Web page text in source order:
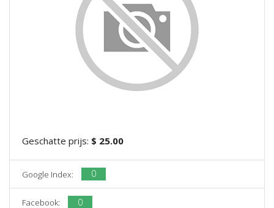
Geschatte prijs: $ 25.00
Google Index: 0
Facebook: 0